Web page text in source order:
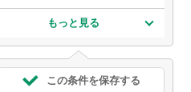
もっと見る
この条件を保存する